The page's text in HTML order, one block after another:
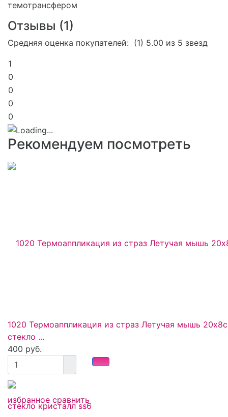
Отзывы (1)
Средняя оценка покупателей: (1) 5.00 из 5 звезд
1
0
0
0
0
Рекомендуем посмотреть
избранное сравнить
1020 Термоаппликация из страз Летучая мышь
стекло ...
400 руб.